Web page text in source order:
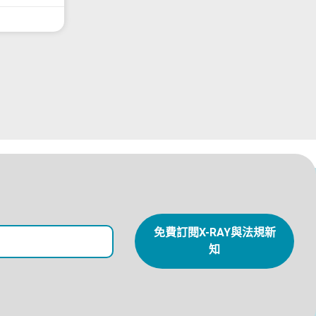
免費訂閱X-RAY與法規新
知